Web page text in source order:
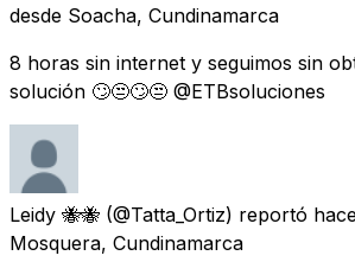
desde Soacha, Cundinamarca
8 horas sin internet y seguimos sin
solución 🙄😒🙄😒 @ETBsoluciones
Leidy 🐝🐝 (@Tatta_Ortiz) reportó
Mosquera, Cundinamarca